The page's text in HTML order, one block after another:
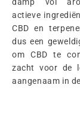
actieve
CBD en
dus een
om CBD te
zacht voor de
aangenaam in